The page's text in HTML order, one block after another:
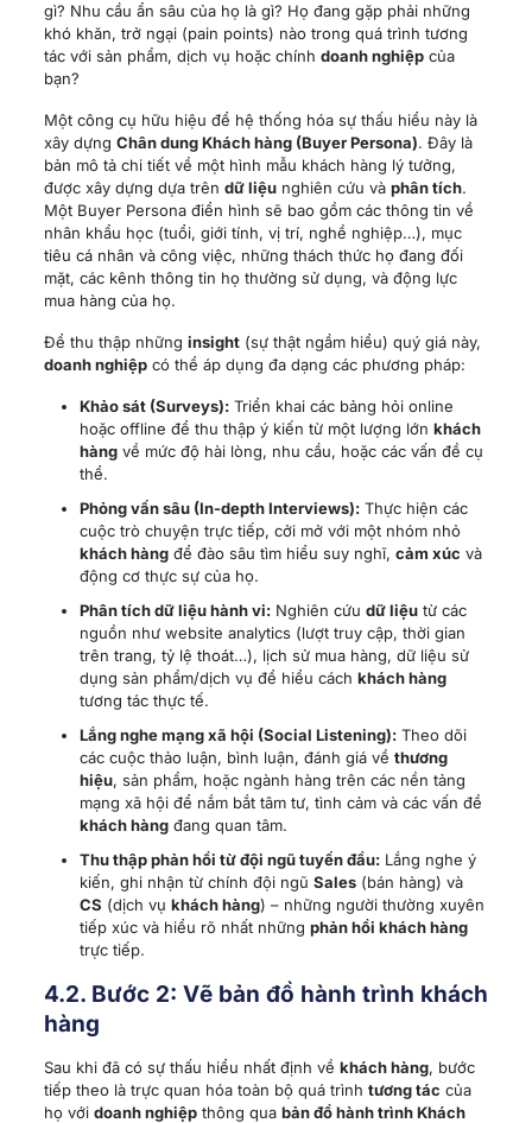
gì? Nhu cầu ẩn sâu của họ là gì? Họ đang gặp phải những
khó khăn, trở ngại (pain points) nào trong quá trình tương
tác với sản phẩm, dịch vụ hoặc chính doanh nghiệpcủa
bạn?
Một công cụ hữu hiệu để hệ thống hóa sự thấu hiểu này là
xây dựng Chân dung Khách hàng (Buyer Persona). Đây là
bản mô tả chi tiết về một hình mẫu khách hàng lý tưởng,
được xây dựng dựa trên dữ liệunghiên cứu và phân tích.
Một Buyer Persona điển hình sẽ bao gồm các thông tin về
nhân khẩu học (tuổi, giới tính, vị trí, nghề nghiệp…), mục
tiêu cá nhân và công việc, những thách thức họ đang đối
mặt, các kênh thông tin họ thường sử dụng, và động lực
mua hàng của họ.
Để thu thập những insight(sự thật ngầm hiểu) quý giá này,
doanh nghiệpcó thể áp dụng đa dạng các phương pháp:
Khảo sát (Surveys):Triển khai các bảng hỏi online
hoặc offline để thu thập ý kiến từ một lượng lớn khách
hàngvề mức độ hài lòng, nhu cầu, hoặc các vấn đề cụ
thể.
Phỏng vấn sâu (In-depth Interviews):Thực hiện các
cuộc trò chuyện trực tiếp, cởi mở với một nhóm nhỏ
khách hàngđể đào sâu tìm hiểu suy nghĩ, cảm xúc và
động cơ thực sự của họ.
Phân tích dữ liệu hành vi:Nghiên cứu dữ liệutừ các
nguồn như website analytics (lượt truy cập, thời gian
trên trang, tỷ lệ thoát…), lịch sử mua hàng, dữ liệu sử
dụng sản phẩm/dịch vụ để hiểu cách khách hàng
tương tác thực tế.
Lắng nghe mạng xã hội (Social Listening):Theo dõi
các cuộc thảo luận, bình luận, đánh giá về thương
hiệu, sản phẩm, hoặc ngành hàng trên các nền tảng
mạng xã hội để nắm bắt tâm tư, tình cảm và các vấn đề
khách hàngđang quan tâm.
Thu thập phản hồi từ đội ngũ tuyến đầu:Lắng nghe ý
kiến, ghi nhận từ chính đội ngũ Sales(bán hàng) và
CS (dịch vụ khách hàng) – những người thường xuyên
tiếp xúc và hiểu rõ nhất những phản hồi khách hàng
trực tiếp.
4.2. Bước 2: Vẽ bản đồ hành trình khách
hàng
Sau khi đã có sự thấu hiểu nhất định về khách hàng, bước
tiếp theo là trực quan hóa toàn bộ quá trình tương tác của
họ với doanh nghiệpthông qua bản đồ hành trình Khách